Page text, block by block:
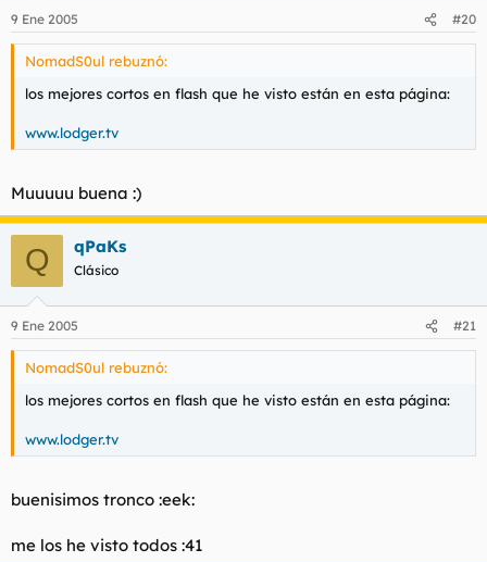
9 Ene 2005 #20
NomadS0ul rebuznó:
los mejores cortos en flash que he visto están en esta página:
www.lodger.tv
Muuuuu buena :)
Q qPaKs
Clásico
9 Ene 2005 #21
NomadS0ul rebuznó:
los mejores cortos en flash que he visto están en esta página:
www.lodger.tv
buenisimos tronco :eek:
me los he visto todos :41